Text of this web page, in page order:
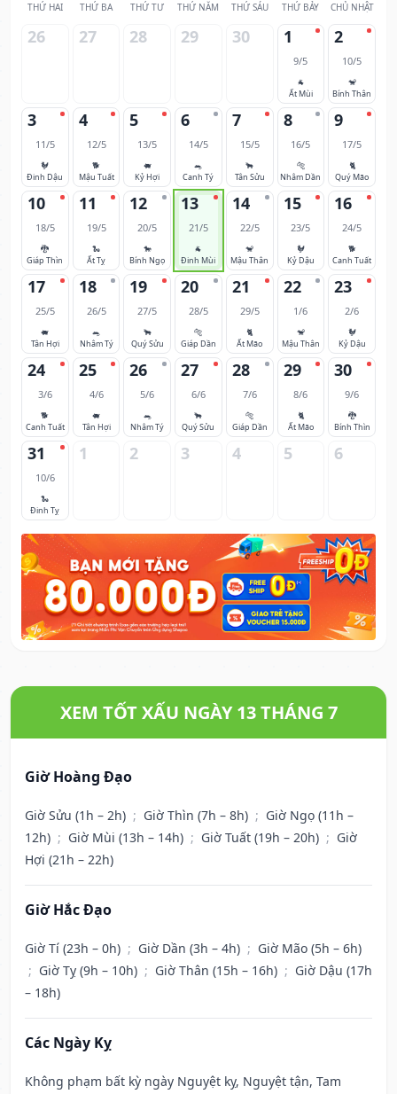
THỨ HAI THỨ BA THỨ TƯ THỨ NĂM THỨ SÁU THỨ BẢY CHỦ NHẬT
26 27 28 29 30 1
9/5
🐐
Ất Mùi
2
10/5
🐒
Bính Thân
3
11/5
🐓
Đinh Dậu
4
12/5
🐕
Mậu Tuất
5
13/5
🐖
Kỷ Hợi
6
14/5
🐀
Canh Tý
7
15/5
🐂
Tân Sửu
8
16/5
🐅
Nhâm Dần
9
17/5
🐈
Quý Mão
10
18/5
🐉
Giáp Thìn
11
19/5
🐍
Ất Tỵ
12
20/5
🐎
Bính Ngọ
13
21/5
🐐
Đinh Mùi
14
22/5
🐒
Mậu Thân
15
23/5
🐓
Kỷ Dậu
16
24/5
🐕
Canh Tuất
17
25/5
🐖
Tân Hợi
18
26/5
🐀
Nhâm Tý
19
27/5
🐂
Quý Sửu
20
28/5
🐅
Giáp Dần
21
29/5
🐈
Ất Mão
22
1/6
🐒
Mậu Thân
23
2/6
🐓
Kỷ Dậu
24
3/6
🐕
Canh Tuất
25
4/6
🐖
Tân Hợi
26
5/6
🐀
Nhâm Tý
27
6/6
🐂
Quý Sửu
28
7/6
🐅
Giáp Dần
29
8/6
🐈
Ất Mão
30
9/6
🐉
Bính Thìn
31
10/6
🐍
Đinh Tỵ
1 2 3 4 5 6
XEM TỐT XẤU NGÀY 13 THÁNG 7
Giờ Hoàng Đạo
Giờ Sửu (1h – 2h) ; Giờ Thìn (7h – 8h) ; Giờ Ngọ (11h –
12h) ; Giờ Mùi (13h – 14h) ; Giờ Tuất (19h – 20h) ; Giờ
Hợi (21h – 22h)
Giờ Hắc Đạo
Giờ Tí (23h – 0h) ; Giờ Dần (3h – 4h) ; Giờ Mão (5h – 6h)
; Giờ Tỵ (9h – 10h) ; Giờ Thân (15h – 16h) ; Giờ Dậu (17h
– 18h)
Các Ngày Kỵ
Không phạm bất kỳ ngày Nguyệt kỵ, Nguyệt tận, Tam